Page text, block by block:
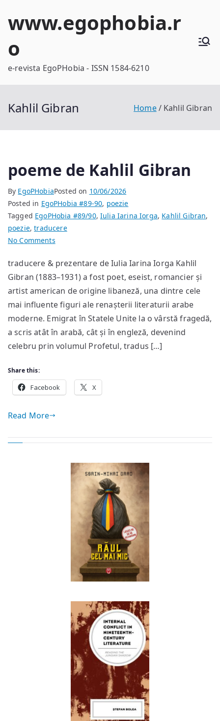
www.egophobia.r
o
e-revista EgoPHobia - ISSN 1584-6210
Kahlil Gibran Home Kahlil Gibran
poeme de Kahlil Gibran
By EgoPHobiaPosted on 10/06/2026
Posted in EgoPHobia #89-90, poezie
Tagged EgoPHobia #89/90,Iulia Iarina Iorga, Kahlil Gibran,
poezie,traducere
No Commentson
de
Kahlil
Gibran
traducere & prezentare de Iulia Iarina Iorga Kahlil
Gibran (1883–1931) a fost poet, eseist, romancier și
artist american de origine libaneză, una dintre cele
mai influente figuri ale renașterii literaturii arabe
moderne. Emigrat în Statele Unite la o vârstă fragedă,
a scris atât în arabă, cât și în engleză, devenind
celebru prin volumul Profetul, tradus […]
Share this:
Facebook X
Read More